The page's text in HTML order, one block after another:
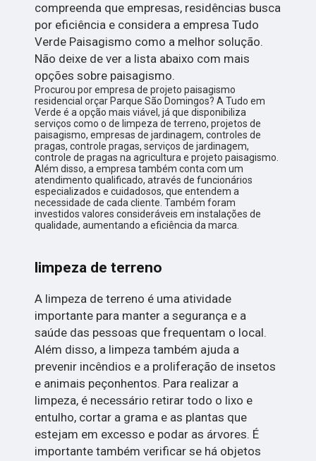
compreenda que empresas, residências busca
por eficiência e considera a empresa Tudo
Verde Paisagismo como a melhor solução.
Não deixe de ver a lista abaixo com mais
opções sobre paisagismo.
Procurou por empresa de projeto paisagismo
residencial orçar Parque São Domingos? A Tudo em
Verde é a opção mais viável, já que disponibiliza
serviços como o de limpeza de terreno, projetos de
paisagismo, empresas de jardinagem, controles de
pragas, controle pragas, serviços de jardinagem,
controle de pragas na agricultura e projeto paisagismo.
Além disso, a empresa também conta com um
atendimento qualificado, através de funcionários
especializados e cuidadosos, que entendem a
necessidade de cada cliente. Também foram
investidos valores consideráveis em instalações de
qualidade, aumentando a eficiência da marca.
limpeza de terreno
A limpeza de terreno é uma atividade
importante para manter a segurança e a
saúde das pessoas que frequentam o local.
Além disso, a limpeza também ajuda a
prevenir incêndios e a proliferação de insetos
e animais peçonhentos. Para realizar a
limpeza, é necessário retirar todo o lixo e
entulho, cortar a grama e as plantas que
estejam em excesso e podar as árvores. É
importante também verificar se há objetos